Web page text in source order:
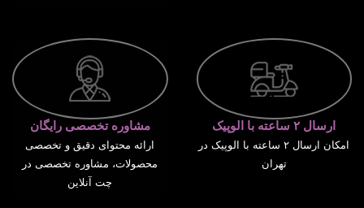
ارسال ۲ ساعته با الوپیک
امکان ارسال ۲ ساعته با الوپیک در
تهران
مشاوره تخصصی رایگان
ارائه محتوای دقیق و تخصصی
محصولات، مشاوره تخصصی در
چت آنلاین